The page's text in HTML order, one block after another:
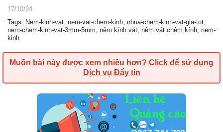
17/10/24
Tags: Nem-kinh-vat, nem-vat-chem-kinh, nhua-chem-kinh-vat-gia-tot,
nem-chem-kinh-vat-3mm-5mm, nêm kính vát, nêm vát chêm kính, nem-
kinh
Muốn bài này được xem nhiều hơn? Click để sử dụng
Dịch vụ Đẩy tin